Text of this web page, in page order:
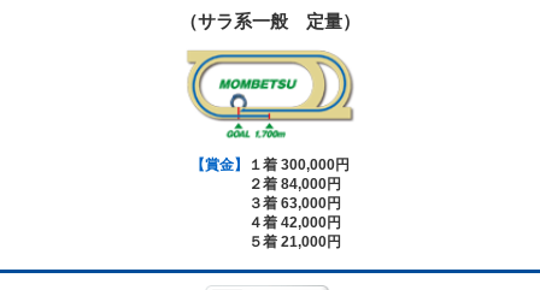
（サラ系一般 定量）
【賞金】
１着 300,000円
２着 84,000円
３着 63,000円
４着 42,000円
５着 21,000円